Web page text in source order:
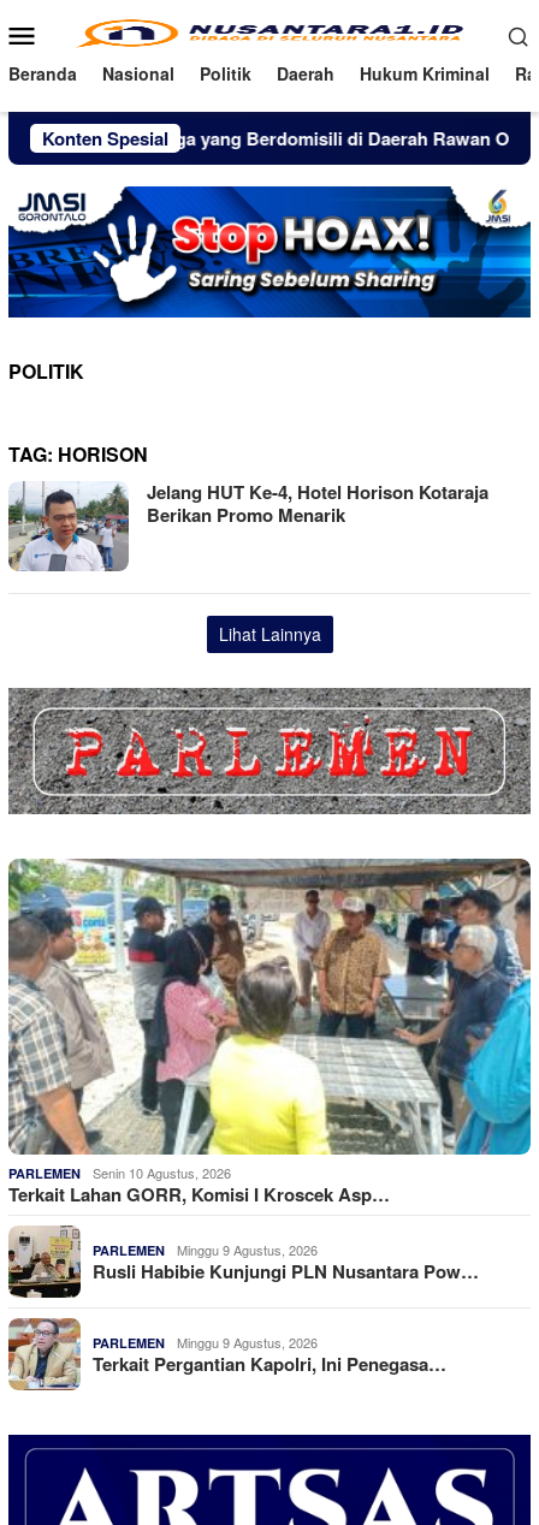
ke
konten
Menu
Mobile
Beranda Nasional Politik Daerah Hukum Kriminal
Konten Spesial
Warga yang Berdomisili di Daerah Rawan OPM,
POLITIK
TAG: HORISON
Jelang HUT Ke-4, Hotel Horison Kotaraja
Berikan Promo Menarik
Lihat Lainnya
PARLEMEN Senin 10 Agustus, 2026
Terkait Lahan GORR, Komisi I Kroscek Asp…
PARLEMEN Minggu 9 Agustus, 2026
Rusli Habibie Kunjungi PLN Nusantara Pow…
PARLEMEN Minggu 9 Agustus, 2026
Terkait Pergantian Kapolri, Ini Penegasa…